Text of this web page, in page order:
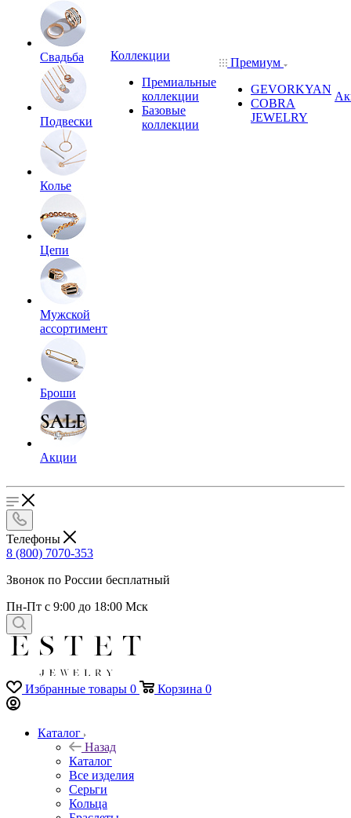
Свадьба
Подвески
Колье
Цепи
Мужской
ассортимент
Броши
Акции
Коллекции
Премиальные
коллекции
Базовые
коллекции
Премиум
GEVORKYAN
COBRA
JEWELRY
Телефоны
8 (800) 7070-353
Звонок по России бесплатный
Пн-Пт с 9:00 до 18:00 Мск
Избранные товары 0 Корзина 0
Каталог
Назад
Каталог
Все изделия
Серьги
Кольца